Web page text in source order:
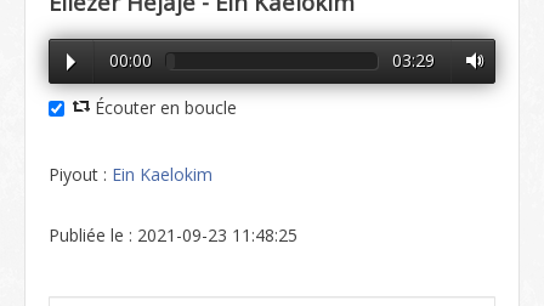
00:00 03:29
Écouter en boucle
Piyout : Ein Kaelokim
Publiée le : 2021-09-23 11:48:25